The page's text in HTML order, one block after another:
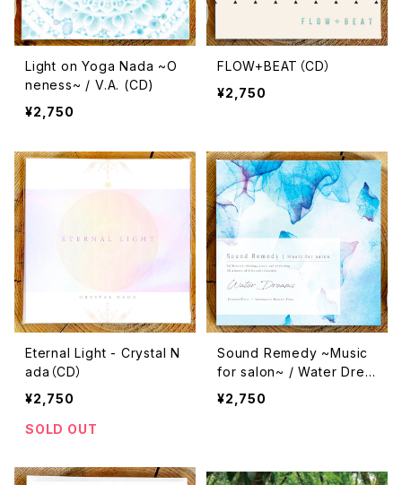
Light on Yoga Nada ~O
neness~ / V.A. (CD)
¥2,750
FLOW+BEAT（CD）
¥2,750
Eternal Light - Crystal N
ada（CD）
¥2,750
SOLD OUT
Sound Remedy ~Music
for salon~ / Water Drea
ms（CD)
¥2,750